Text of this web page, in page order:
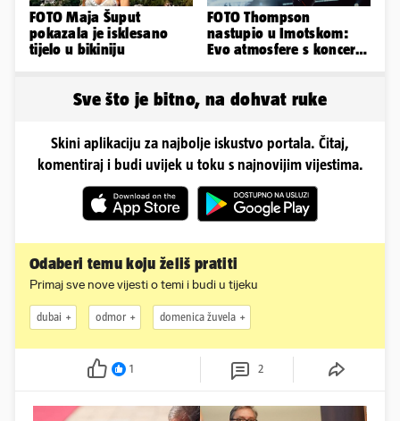
FOTO Maja Šuput
pokazala je isklesano
tijelo u bikiniju
FOTO Thompson
nastupio u Imotskom:
Evo atmosfere s koncerta
Sve što je bitno, na dohvat ruke
Skini aplikaciju za najbolje iskustvo portala. Čitaj,
komentiraj i budi uvijek u toku s najnovijim vijestima.
Odaberi temu koju želiš pratiti
Primaj sve nove vijesti o temi i budi u tijeku
dubai odmor domenica žuvela
1 2